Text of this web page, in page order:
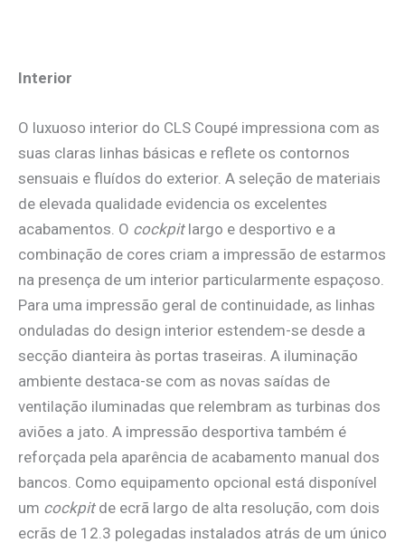
Interior
O luxuoso interior do CLS Coupé impressiona com as
suas claras linhas básicas e reflete os contornos
sensuais e fluídos do exterior. A seleção de materiais
de elevada qualidade evidencia os excelentes
acabamentos. O cockpitlargo e desportivo e a
combinação de cores criam a impressão de estarmos
na presença de um interior particularmente espaçoso.
Para uma impressão geral de continuidade, as linhas
onduladas do design interior estendem-se desde a
secção dianteira às portas traseiras. A iluminação
ambiente destaca-se com as novas saídas de
ventilação iluminadas que relembram as turbinas dos
aviões a jato. A impressão desportiva também é
reforçada pela aparência de acabamento manual dos
bancos. Como equipamento opcional está disponível
um cockpitde ecrã largo de alta resolução, com dois
ecrãs de 12.3 polegadas instalados atrás de um único